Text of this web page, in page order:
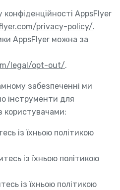
конфіденційності AppsFlyer
privacy-policy/.
AppsFlyer можна за
legal/opt-out/.
забезпеченні ми
інструменти для
користувачами:
із їхньою політикою
із їхньою політикою
із їхньою політикою